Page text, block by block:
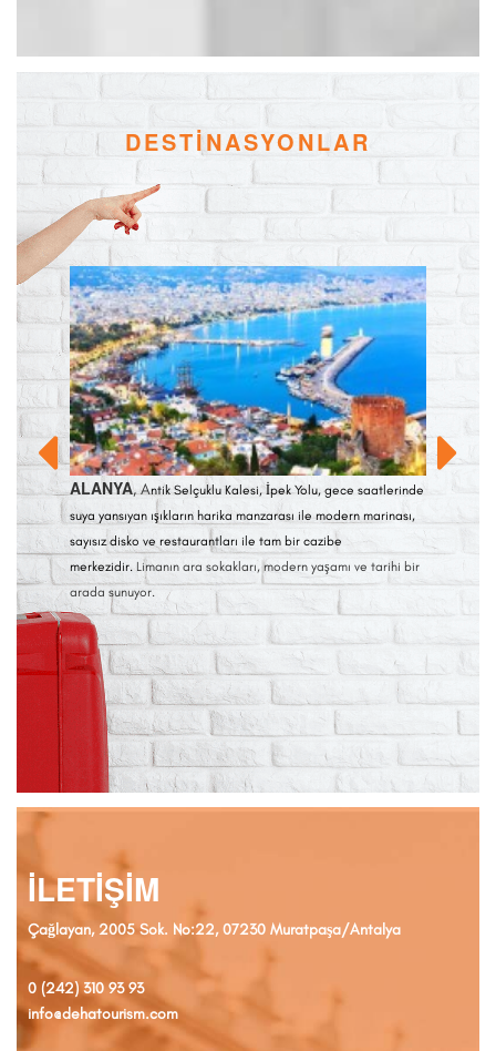
DESTİNASYONLAR
bu güzel
ALANYA, Antik Selçuklu Kalesi, İpek Yolu, gece saatlerinde
suya yansıyan ışıkların harika manzarası ile modern marinası,
sayısız disko ve restaurantları ile tam bir cazibe
merkezidir. Limanın ara sokakları, modern yaşamı ve tarihi bir
arada sunuyor.
İLETİŞİM
Çağlayan, 2005 Sok. No:22, 07230 Muratpaşa/Antalya
0 (242) 310 93 93
info@dehatourism.com